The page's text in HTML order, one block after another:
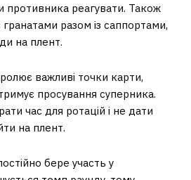
реагувати. Також
разом із саппортами,
на плент.
важливі точки карти,
просування суперника.
час для ротацій і не дати
на плент.
бере участь у